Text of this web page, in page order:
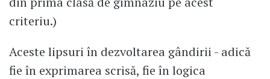
criteriu.)
Aceste lipsuri în dezvoltarea gândirii - adică
fie în exprimarea scrisă, fie în logica